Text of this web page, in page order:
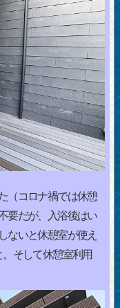
（コロナ禍では休憩
要だが、入浴後はい
ないと休憩室が使え
そして休憩室利用